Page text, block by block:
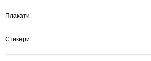
Плакати
Стикери